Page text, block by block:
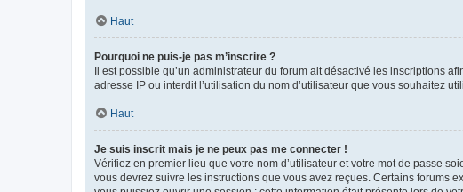
Haut
Pourquoi ne puis-je pas m’inscrire ?
Il est possible qu’un administrateur du forum ait désactivé les inscriptions
adresse IP ou interdit l’utilisation du nom d’utilisateur que vous souhaitez
Haut
Je suis inscrit mais je ne peux pas me connecter !
Vérifiez en premier lieu que votre nom d’utilisateur et votre mot de passe
vous devrez suivre les instructions que vous avez reçues. Certains forums